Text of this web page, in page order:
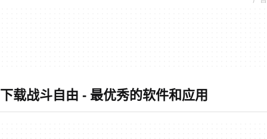
下载战斗自由 - 最优秀的软件和应用